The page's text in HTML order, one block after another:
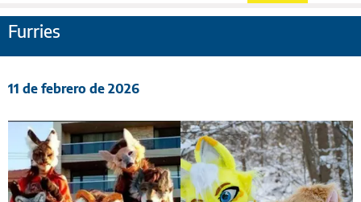
Furries
11 de febrero de 2026